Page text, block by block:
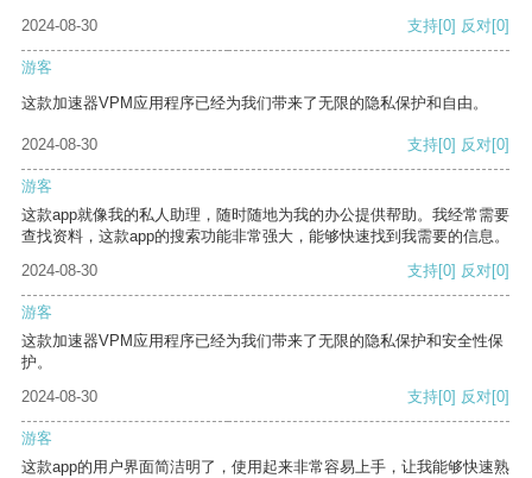
2024-08-30 支持[0] 反对[0]
游客
这款加速器VPM应用程序已经为我们带来了无限的隐私保护和自由。
2024-08-30 支持[0] 反对[0]
游客
这款app就像我的私人助理，随时随地为我的办公提供帮助。我经常需要
查找资料，这款app的搜索功能非常强大，能够快速找到我需要的信息。
2024-08-30
支持[0] 反对[0]
游客
这款加速器VPM应用程序已经为我们带来了无限的隐私保护和安全性保
护。
2024-08-30
支持[0] 反对[0]
游客
这款app的用户界面简洁明了，使用起来非常容易上手，让我能够快速熟